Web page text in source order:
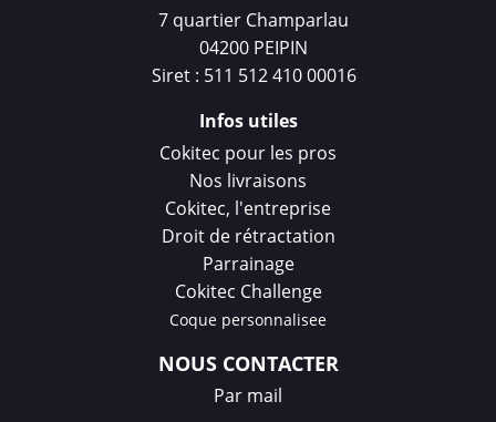
7 quartier Champarlau
04200 PEIPIN
Siret : 511 512 410 00016
Infos utiles
Cokitec pour les pros
Nos livraisons
Cokitec, l'entreprise
Droit de rétractation
Parrainage
Cokitec Challenge
Coque personnalisee
NOUS CONTACTER
Par mail